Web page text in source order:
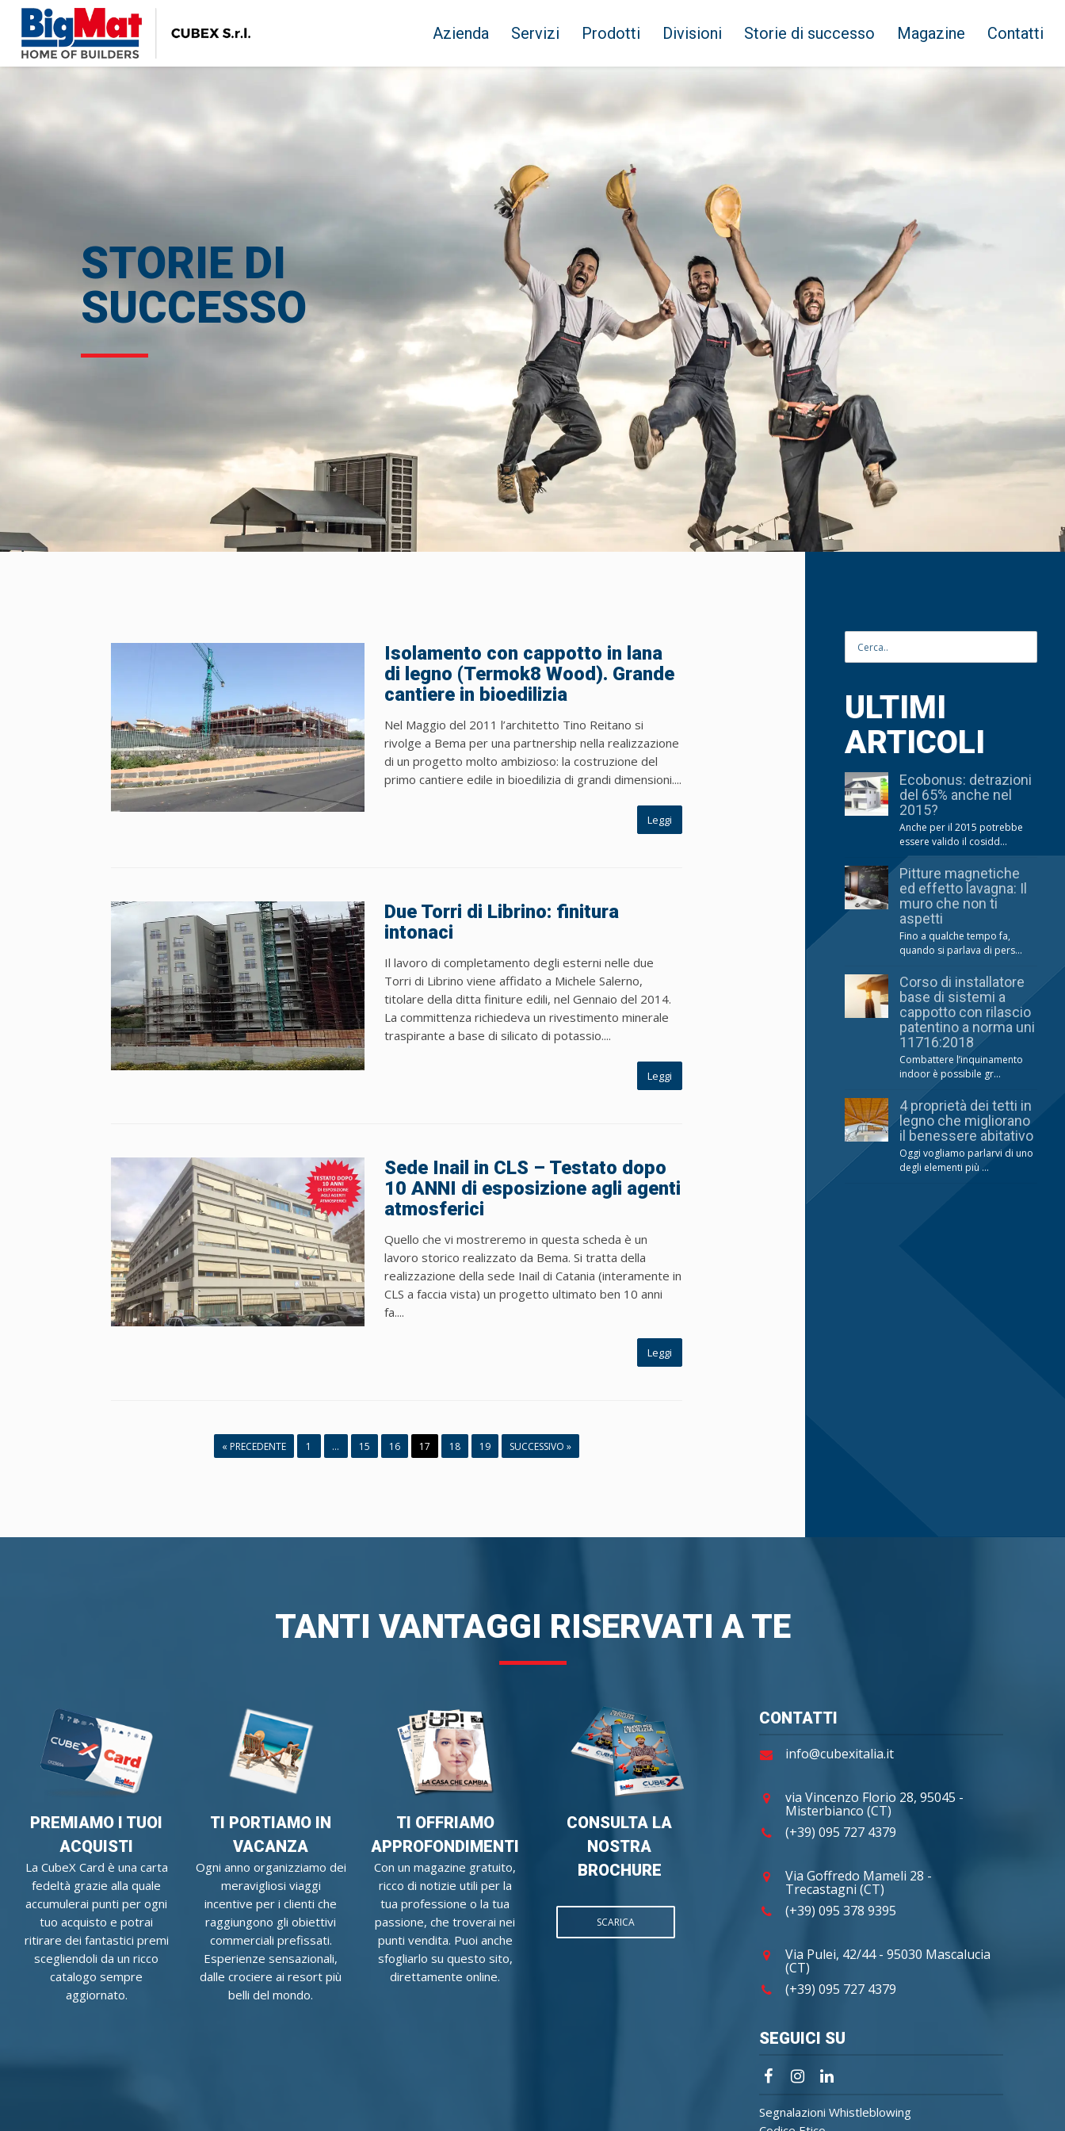
Azienda Servizi Prodotti Divisioni Storie di successo Magazine Contatti
STORIE DI
SUCCESSO
Isolamento con cappotto in lana
di legno (Termok8 Wood). Grande
cantiere in bioedilizia
Nel Maggio del 2011 l’architetto Tino Reitano si
rivolge a Bema per una partnership nella realizzazione
di un progetto molto ambizioso: la costruzione del
primo cantiere edile in bioedilizia di grandi dimensioni....
Leggi
Due Torri di Librino: finitura
intonaci
Il lavoro di completamento degli esterni nelle due
Torri di Librino viene affidato a Michele Salerno,
titolare della ditta finiture edili, nel Gennaio del 2014.
La committenza richiedeva un rivestimento minerale
traspirante a base di silicato di potassio....
Leggi
Sede Inail in CLS – Testato dopo
10 ANNI di esposizione agli agenti
atmosferici
Quello che vi mostreremo in questa scheda è un
lavoro storico realizzato da Bema. Si tratta della
realizzazione della sede Inail di Catania (interamente in
CLS a faccia vista) un progetto ultimato ben 10 anni
fa....
Leggi
« PRECEDENTE 1 … 15 16 17 18 19 SUCCESSIVO »
ULTIMI
ARTICOLI
Ecobonus: detrazioni
del 65% anche nel
2015?
Anche per il 2015 potrebbe
essere valido il cosidd...
Pitture magnetiche
ed effetto lavagna: Il
muro che non ti
aspetti
Fino a qualche tempo fa,
quando si parlava di pers...
Corso di installatore
base di sistemi a
cappotto con rilascio
patentino a norma uni
11716:2018
Combattere l’inquinamento
indoor è possibile gr...
4 proprietà dei tetti in
legno che migliorano
il benessere abitativo
Oggi vogliamo parlarvi di uno
degli elementi più ...
TANTI VANTAGGI RISERVATI A TE
PREMIAMO I TUOI
ACQUISTI
La CubeX Card è una carta
fedeltà grazie alla quale
accumulerai punti per ogni
tuo acquisto e potrai
ritirare dei fantastici premi
scegliendoli da un ricco
catalogo sempre
aggiornato.
TI PORTIAMO IN
VACANZA
Ogni anno organizziamo dei
meravigliosi viaggi
incentive per i clienti che
raggiungono gli obiettivi
commerciali prefissati.
Esperienze sensazionali,
dalle crociere ai resort più
belli del mondo.
TI OFFRIAMO
APPROFONDIMENTI
Con un magazine gratuito,
ricco di notizie utili per la
tua professione o la tua
passione, che troverai nei
punti vendita. Puoi anche
sfogliarlo su questo sito,
direttamente online.
CONSULTA LA
NOSTRA
BROCHURE
SCARICA
CONTATTI
info@cubexitalia.it
via Vincenzo Florio 28, 95045 -
Misterbianco (CT)
(+39) 095 727 4379
Via Goffredo Mameli 28 -
Trecastagni (CT)
(+39) 095 378 9395
Via Pulei, 42/44 - 95030 Mascalucia
(CT)
(+39) 095 727 4379
SEGUICI SU
Segnalazioni Whistleblowing